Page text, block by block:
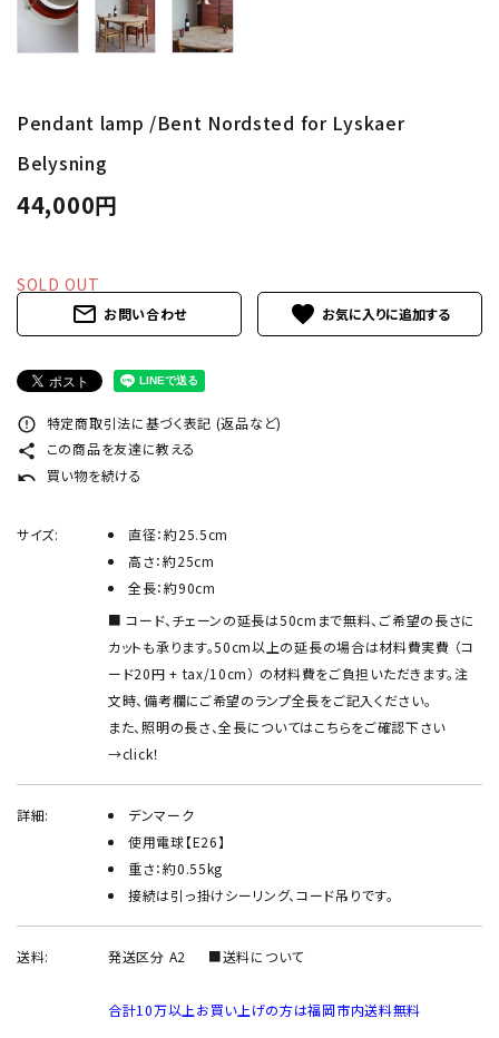
INFORMATION
ようこそ ゲスト 様
Pendant lamp /Bent Nordsted for Lyskaer
Belysning
44,000円
SOLD OUT
mail_outline お問い合わせ favorite
error_outline 特定商取引法に基づく表記 (返品など)
share この商品を友達に教える
undo 買い物を続ける
サイズ:
直径：約25.5cm
高さ：約25cm
全長：約90cm
コード、チェーンの延長は50cmまで無料、ご希望の長さに
カットも承ります。50cm以上の延長の場合は材料費実費 （コ
ード20円 + tax/10cm） の材料費をご負担いただきます。注
文時、備考欄にご希望のランプ全長をご記入ください。
また、照明の長さ、全長についてはこちらをご確認下さい
→click！
詳細:
デンマーク
使用電球【E26】
重さ：約0.55kg
接続は引っ掛けシーリング、コード吊りです。
送料: 発送区分 A2 ■送料について
合計10万以上お買い上げの方は福岡市内送料無料